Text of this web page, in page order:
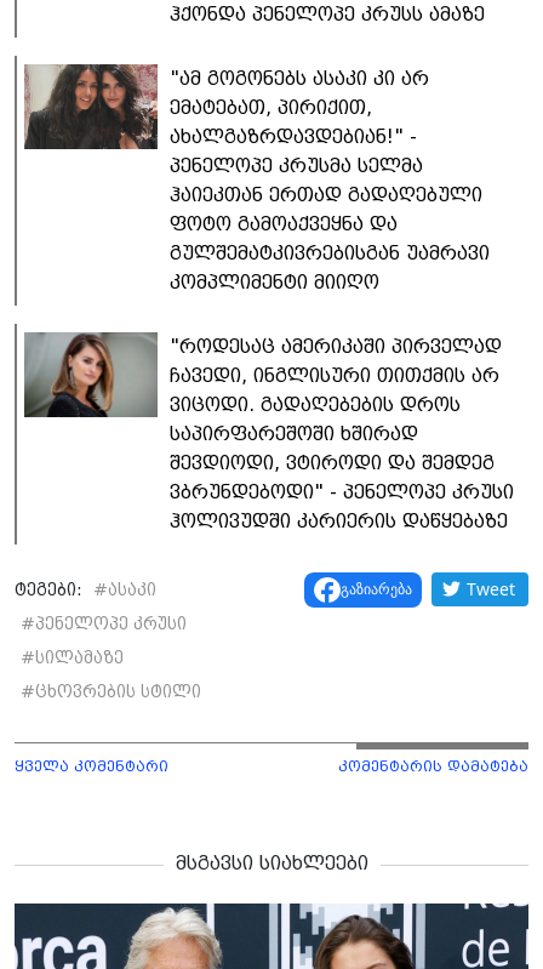
ჰქონდა პენელოპე კრუსს ამაზე
"ამ გოგონებს ასაკი კი არ
ემატებათ, პირიქით,
ახალგაზრდავდებიან!" -
პენელოპე კრუსმა სელმა
ჰაიეკთან ერთად გადაღებული
ფოტო გამოაქვეყნა და
გულშემატკივრებისგან უამრავი
კომპლიმენტი მიიღო
"როდესაც ამერიკაში პირველად
ჩავედი, ინგლისური თითქმის არ
ვიცოდი. გადაღებების დროს
საპირფარეშოში ხშირად
შევდიოდი, ვტიროდი და შემდეგ
ვბრუნდებოდი" - პენელოპე კრუსი
ჰოლივუდში კარიერის დაწყებაზე
ტეგები: #ასაკი
#პენელოპე კრუსი
#სილამაზე
#ცხოვრების სტილი
გაზიარება Tweet
ყველა კომენტარი კომენტარის დამატება
მსგავსი სიახლეები